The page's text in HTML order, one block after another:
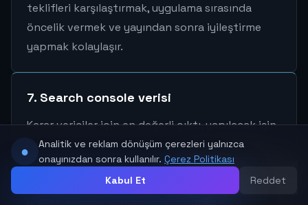
teklifleri karşılaştırmak, uygulama sırasında
öncelik vermek ve yayından sonra iyileştirme
yapmak kolaylaşır.
7. Search console verisi
Karar vericiler için en değerli çıktı, yapılacak işin
kapsamı ve etkisinin anlaşılır olmasıdır. SEOda
Kopya İçerik Riski ve Benzersiz Sayfa Üretimi
konusu özellikle çok şehir veya sektör sayfası
●
Analitik ve reklam dönüşüm çerezleri yalnızca
onayınızdan sonra kullanılır. Çerez Politikası
Kabul Et
Reddet